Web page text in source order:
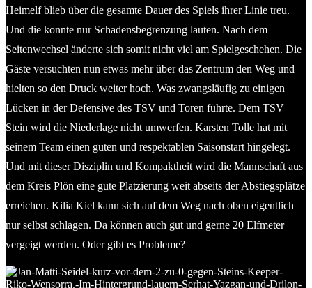
Heimelf blieb über die gesamte Dauer des Spiels ihrer Linie treu.
Und die konnte nur Schadensbegrenzung lauten. Nach dem
Seitenwechsel änderte sich somit nicht viel am Spielgeschehen. Die
Gäste versuchten nun etwas mehr über das Zentrum den Weg und
hielten so den Druck weiter hoch. Was zwangsläufig zu einigen
Lücken in der Defensive des TSV und Toren führte. Dem TSV
Stein wird die Niederlage nicht umwerfen. Karsten Tolle hat mit
seinem Team einen guten und respektablen Saisonstart hingelegt.
Und mit dieser Disziplin und Kompaktheit wird die Mannschaft aus
dem Kreis Plön eine gute Platzierung weit abseits der Abstiegsplätze
erreichen. Kilia Kiel kann sich auf dem Weg nach oben eigentlich
nur selbst schlagen. Da können auch gut und gerne 20 Elfmeter
vergeigt werden. Oder gibt es Probleme?